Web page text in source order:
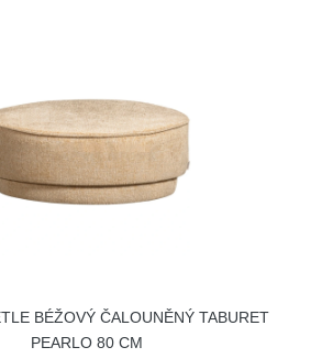
BÉŽOVÝ ČALOUNĚNÝ TABURET
PEARLO 80 CM